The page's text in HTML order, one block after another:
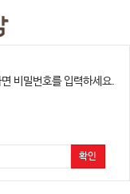
비밀번호를 입력하세요.
확인